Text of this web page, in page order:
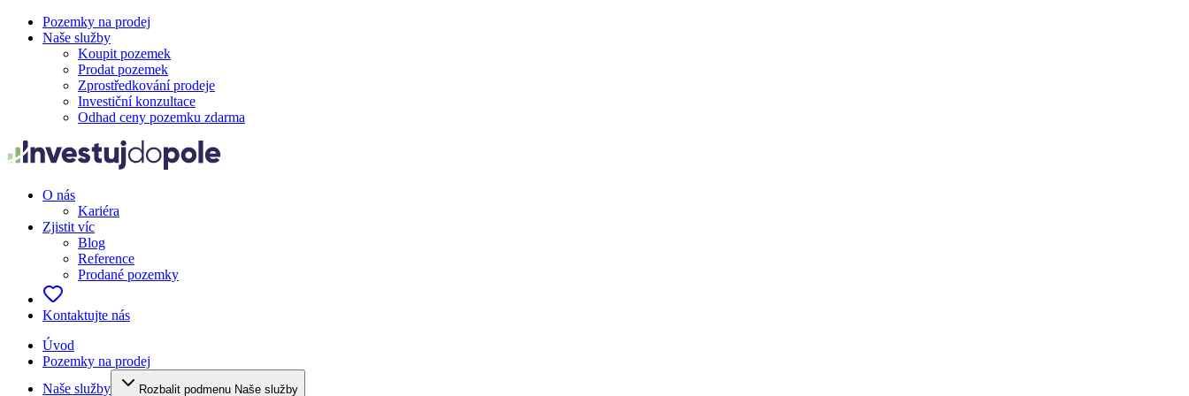
Pozemky na prodej
Naše služby
Koupit pozemek
Prodat pozemek
Zprostředkování prodeje
Investiční konzultace
Odhad ceny pozemku zdarma
O nás
Kariéra
Zjistit víc
Blog
Reference
Prodané pozemky
Kontaktujte nás
Úvod
Pozemky na prodej
Naše služby
Rozbalit podmenu Naše služby